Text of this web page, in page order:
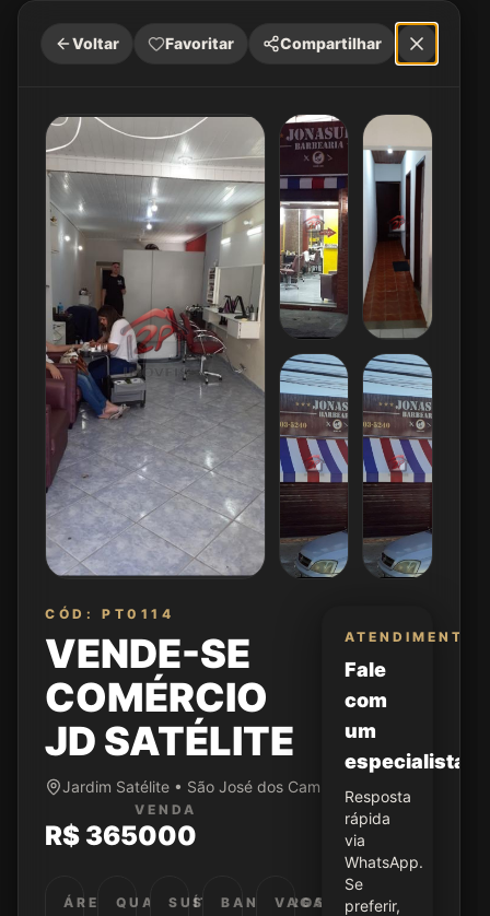
Voltar Favoritar Compartilhar
CÓD: PT0114
VENDE-SE
COMÉRCIO
JD SATÉLITE
Jardim Satélite • São José dos Campos/SP
VENDA
R$ 365000
ÁREA QUARTOSSUÍTESBANHEIROS
VAGAS
ATENDIMENTO
Fale
com
um
especialista
Resposta
rápida
via
WhatsApp.
Se
preferir,